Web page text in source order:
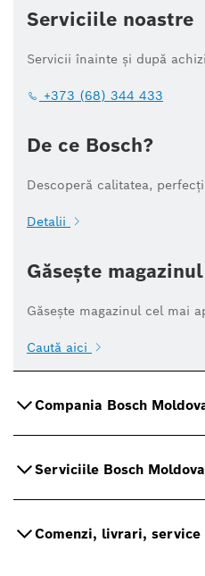
Serviciile noastre
Servicii înainte și după
+373 (68) 344 433
De ce Bosch?
Descoperă calitatea,
Detalii
Găsește
Găsește magazinul cel mai
Caută aici
Compania Bosch
Serviciile Bosch Moldova
Comenzi, livrari, service